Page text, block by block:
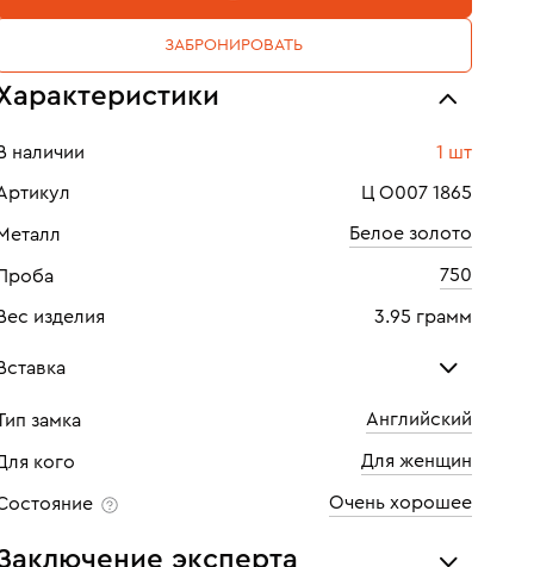
ЗАБРОНИРОВАТЬ
наличии 1 шт
Ц О007 1865
Белое золото
750
изделия 3.95 грамм
Бриллиант
1 шт
замка Английский
кого Для женщин
Очень хорошее
эксперта